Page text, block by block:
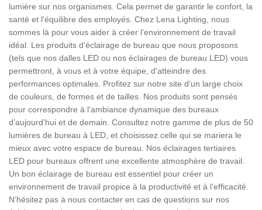
lumière sur nos organismes. Cela permet de garantir le confort, la
santé et l'équilibre des employés. Chez Lena Lighting, nous
sommes là pour vous aider à créer l’environnement de travail
idéal. Les produits d'éclairage de bureau que nous proposons
(tels que nos dalles LED ou nos éclairages de bureau LED) vous
permettront, à vous et à votre équipe, d'atteindre des
performances optimales. Profitez sur notre site d’un large choix
de couleurs, de formes et de tailles. Nos produits sont pensés
pour correspondre à l’ambiance dynamique des bureaux
d’aujourd’hui et de demain. Consultez notre gamme de plus de 50
lumières de bureau à LED, et choisissez celle qui se mariera le
mieux avec votre espace de bureau. Nos éclairages tertiaires
LED pour bureaux offrent une excellente atmosphère de travail.
Un bon éclairage de bureau est essentiel pour créer un
environnement de travail propice à la productivité et à l’efficacité.
N’hésitez pas à nous contacter en cas de questions sur nos